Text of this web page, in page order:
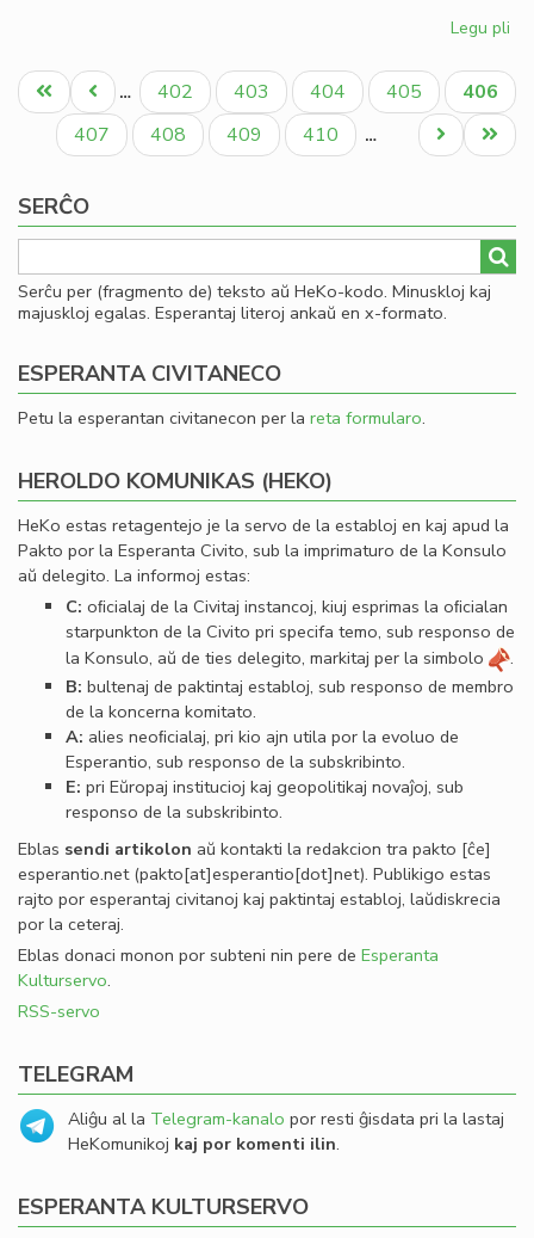
Legu pli
en
la
Pagination
Unua
paĝo
Antaŭa
paĝo
… Paĝo
402 Paĝo
403 Paĝo
404 Paĝo
405
Aktuala
paĝo
406
Paĝo
407 Paĝo
408 Paĝo
409 Paĝo
410 …
Last
page
Next
page
SERĈO
Serĉu per (fragmento de) teksto aŭ HeKo-kodo. Minuskloj kaj
majuskloj egalas. Esperantaj literoj ankaŭ en x-formato.
ESPERANTA CIVITANECO
Petu la esperantan civitanecon per la reta formularo.
HEROLDO KOMUNIKAS (HEKO)
HeKo estas retagentejo je la servo de la establoj en kaj apud la
Pakto por la Esperanta Civito, sub la imprimaturo de la Konsulo
aŭ delegito. La informoj estas:
C: oﬁcialaj de la Civitaj instancoj, kiuj esprimas la oﬁcialan
starpunkton de la Civito pri specifa temo, sub responso de
la Konsulo, aŭ de ties delegito, markitaj per la simbolo
.
B: bultenaj de paktintaj establoj, sub responso de membro
de la koncerna komitato.
A: alies neoﬁcialaj, pri kio ajn utila por la evoluo de
Esperantio, sub responso de la subskribinto.
E: pri Eŭropaj institucioj kaj geopolitikaj novaĵoj, sub
responso de la subskribinto.
Eblas sendi artikolon aŭ kontakti la redakcion tra pakto [ĉe]
esperantio.net(pakto[at]esperantio[dot]net). Publikigo estas
rajto por esperantaj civitanoj kaj paktintaj establoj, laŭdiskrecia
por la ceteraj.
Eblas donaci monon por subteni nin pere de Esperanta
Kulturservo.
RSS-servo
TELEGRAM
Aliĝu al la Telegram-kanalo por resti ĝisdata pri la lastaj
HeKomunikoj kaj por komenti ilin.
ESPERANTA KULTURSERVO